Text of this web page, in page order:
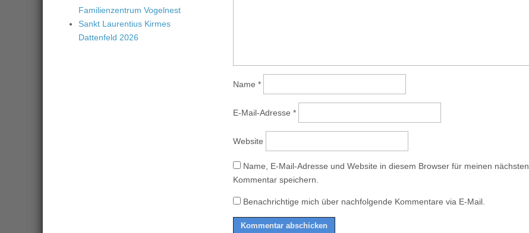
Name *
E-Mail-Adresse *
Website
Name, E-Mail-Adresse und Website in diesem Browser für meinen nächsten
Kommentar speichern.
Benachrichtige mich über nachfolgende Kommentare via E-Mail.
Familienzentrum Vogelnest
Sankt Laurentius Kirmes
Dattenfeld 2026